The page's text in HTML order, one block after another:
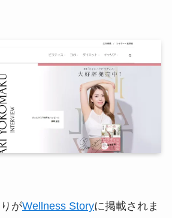
がWellness Storyに掲載されま